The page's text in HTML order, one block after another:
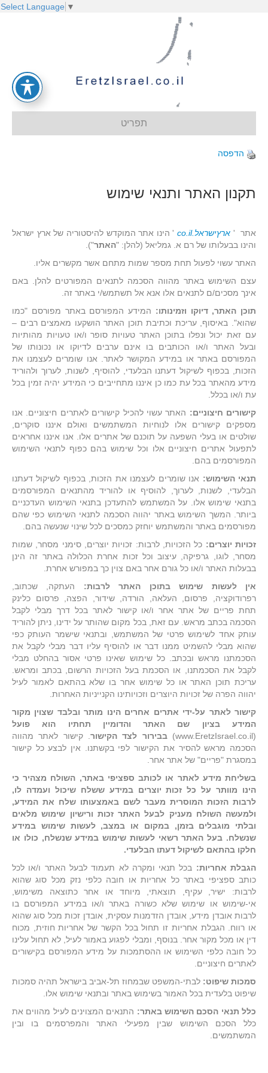
Select Language ▼
תפריט
הדפסה
תקנון האתר ותנאי שימוש
אתר ' ארץישראל.co.il
' הינו אתר המוקדש להיסטוריה של ארץ ישראל
והינו בבעלותו של רם א. גמליאל (להלן: "האתר").
האתר עשוי לפעול תחת מספר שמות מתחם אשר מקשרים אליו.
עצם השימוש באתר מהווה הסכמה לתנאים המפורטים להלן. באם
אינך מסכים/ם לתנאים אלו אנא אל תשתמש/י באתר זה.
תוכן האתר, דיוקו וזמינותו: המידע המפורסם באתר מפורסם "כמו
שהוא". באיסוף, עריכת וכתיבת תוכן האתר הושקעו מאמצים רבים –
עם זאת יכול ונפלו בתוכן האתר טעויות סופר ו/או טעויות מהותיות
ובעל האתר ו/או הכותבים בו אינם ערבים לדיוקו או נכונותו של
המפורסם באתר או במידע המקושר לאתר. אנו שומרים לעצמנו את
הזכות, בכפוף לשיקול דעתנו הבלעדי, להוסיף, לשנות, לערוך ולהוריד
מידע מהאתר בכל עת כמו כן איננו מתחייבים כי המידע יהיה זמין בכל
עת ו/או בכלל.
קישורים חיצוניים: האתר עשוי להכיל קישורים לאתרים חיצוניים. אנו
מספקים קישורים אלו לנוחיות המשתמשים ואולם איננו סוקרים,
שולטים או בעלי השפעה על תוכנם של אתרים אלו. אנו איננו אחראים
לתפעול אתרים חיצוניים אלו וכל שימוש בהם כפוף לתנאי השימוש
המפורסמים בהם.
תנאי השימוש: אנו שומרים לעצמנו את הזכות, בכפוף לשיקול דעתנו
הבלעדי, לשנות, לערוך, להוסיף או להוריד מהתנאים המפורסמים
בתנאי שימוש אלו. על המשתמש להתעדכן בתנאי השימוש העדכניים
ביותר. המשך השימוש באתר יהווה הסכמה לתנאי השימוש כפי שהם
מפורסמים באתר והמשתמש יוחזק כמסכים לכל שינוי שנעשה בהם.
זכויות יוצרים: כל הזכויות, לרבות: זכויות יוצרים, סימני מסחר, שמות
מסחר, לוגו, גרפיקה, עיצוב וכל זכות אחרת הכלולה באתר זה הינן
בבעלות האתר ו/או כל גורם אחר באם צוין כך במפורש אחרת.
אין לעשות שימוש בתוכן האתר לרבות: העתקה, שכתוב,
רפרודוקציה, פרסום, העלאה, הורדה, שידור, הפצה, פרסום כלינק
תחת פריים של אתר אחר ו/או קישור לאתר בכל דרך מבלי לקבל
הסכמה בכתב מראש. עם זאת, בכל מקום שהותר על ידינו, ניתן להוריד
עותק אחד לשימוש פרטי של המשתמש, ובתנאי שישמר העותק כפי
שהוא מבלי להשמיט ממנו דבר או להוסיף עליו דבר מבלי לקבל את
הסכמתנו מראש ובכתב. כל שימוש שאינו פרטי אסור בהחלט מבלי
לקבל את הסכמתנו, או הסכמת בעל הזכויות הרשום, בכתב ומראש.
עריכת תוכן האתר או כל שימוש אחר בו שלא בהתאם לאמור לעיל
יהווה הפרה של זכויות היוצרים וזכויותינו הקנייניות האחרות.
קישור לאתר על-ידי אתרים אחרים הינו מותר ובלבד שצוין מקור
המידע בציון שם האתר והדומיין תחתיו הוא פועל
(www.EretzIsrael.co.il)
בבירור לצד הקישור. קישור לאתר מהווה
הסכמה מראש להסיר את הקישור לפי בקשתנו. אין לבצע כל קישור
במסגרת "פריים" של אתר אחר.
בשליחת מידע לאתר או לכותב ספציפי באתר, השולח מצהיר כי
הינו מוותר על כל זכות יוצרים במידע ששלח שיכול ועמדה לו,
לרבות הזכות המוסרית מעבר לשם באמצעותו שלח את המידע,
ולמעשה השולח מעניק לבעל האתר זכות ורישיון שימוש מלאים
ובלתי מוגבלים בזמן, במקום או במצב, לעשות שימוש במידע
שנשלח. בעל האתר רשאי לעשות שימוש במידע שנשלח, כולו או
חלקו בהתאם לשיקול דעתו הבלעדי.
הגבלת אחריות: בכל תנאי ומקרה לא תעמוד לבעל האתר ו/או לכל
כותב ספציפי באתר כל אחריות או חובה כלפי נזק מכל סוג שהוא
לרבות: ישיר, עקיף, תוצאתי, מיוחד או אחר כתוצאה משימוש,
אי-שימוש או שימוש שלא כשורה באתר ו/או במידע המפורסם בו
לרבות אובדן מידע, אובדן הזדמנות עסקית, אובדן זכות מכל סוג שהוא
או רווח. הגבלת אחריות זו תחול בכל הקשר של אחריות חוזית, מכוח
דין או מכל מקור אחר. בנוסף, ומבלי לפגוע באמור לעיל, לא תחול עלינו
כל חובה כלפי השימוש או ההסתמכות על מידע המפורסם בקישורים
לאתרים חיצוניים.
סמכות שיפוט: לבתי-המשפט שבמחוז תל-אביב בישראל תהיה סמכות
שיפוט בלעדית בכל האמור בשימוש באתר ובתנאי שימוש אלו.
כלל תנאי הסכם השימוש באתר: התנאים המצוינים לעיל מהווים את
כלל הסכם השימוש שבין מפעילי האתר והמפרסמים בו ובין
המשתמשים.